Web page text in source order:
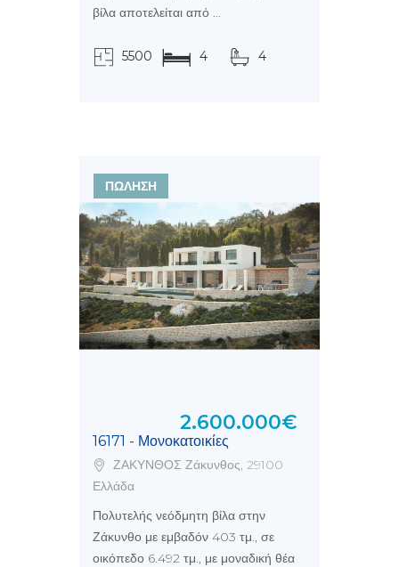
βίλα αποτελείται από ...
5500 4 4
ΠΩΛΗΣΗ
16171 - Μονοκατοικίες
2.600.000€
ΖΑΚΥΝΘΟΣ Ζάκυνθος, 29100
Ελλάδα
Πολυτελής νεόδμητη βίλα στην
Ζάκυνθο με εμβαδόν 403 τμ., σε
οικόπεδο 6.492 τμ., με μοναδική θέα